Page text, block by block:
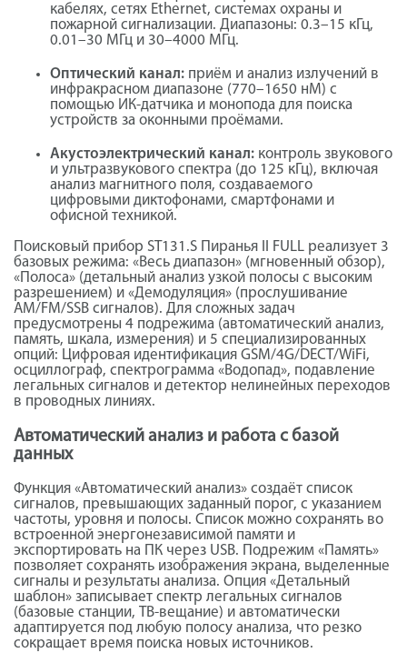
кабелях, сетях Ethernet, системах охраны и
пожарной сигнализации. Диапазоны: 0.3–15 кГц,
0.01–30 МГц и 30–4000 МГц.
Оптический канал: приём и анализ излучений в
инфракрасном диапазоне (770–1650 нМ) с
помощью ИК-датчика и монопода для поиска
устройств за оконными проёмами.
Акустоэлектрический канал: контроль звукового
и ультразвукового спектра (до 125 кГц), включая
анализ магнитного поля, создаваемого
цифровыми диктофонами, смартфонами и
офисной техникой.
Поисковый прибор ST131.S Пиранья II FULL реализует 3
базовых режима: «Весь диапазон» (мгновенный обзор),
«Полоса» (детальный анализ узкой полосы с высоким
разрешением) и «Демодуляция» (прослушивание
AM/FM/SSB сигналов). Для сложных задач
предусмотрены 4 подрежима (автоматический анализ,
память, шкала, измерения) и 5 специализированных
опций: Цифровая идентификация GSM/4G/DECT/WiFi,
осциллограф, спектрограмма «Водопад», подавление
легальных сигналов и детектор нелинейных переходов
в проводных линиях.
Автоматический анализ и работа с базой
данных
Функция «Автоматический анализ» создаёт список
сигналов, превышающих заданный порог, с указанием
частоты, уровня и полосы. Список можно сохранять во
встроенной энергонезависимой памяти и
экспортировать на ПК через USB. Подрежим «Память»
позволяет сохранять изображения экрана, выделенные
сигналы и результаты анализа. Опция «Детальный
шаблон» записывает спектр легальных сигналов
(базовые станции, ТВ-вещание) и автоматически
адаптируется под любую полосу анализа, что резко
сокращает время поиска новых источников.